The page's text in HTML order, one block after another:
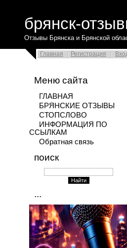
брянск-
Отзывы Брянска и Брянской
Главная Регистрация
Меню сайта
ГЛАВНАЯ
БРЯНСКИЕ ОТЗЫВЫ
СТОПСЛОВО
ИНФОРМАЦИЯ ПО
ССЫЛКАМ
Обратная связь
поиск
...